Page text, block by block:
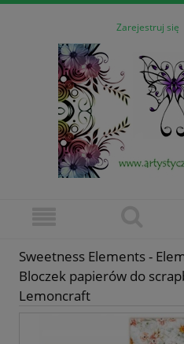
Zarejestruj się
Sweetness Elements -
Bloczek papierów do
Lemoncraft